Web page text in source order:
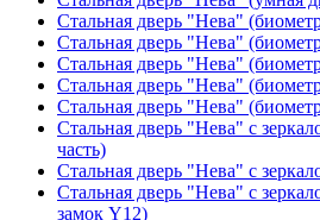
Стальная дверь "Нева"
Стальная дверь "Нева"
Стальная дверь "Нева"
Стальная дверь "Нева"
Стальная дверь "Нева"
Стальная дверь "Нева" с
часть)
Стальная дверь "Нева" с
Стальная дверь "Нева" с
замок Y12)